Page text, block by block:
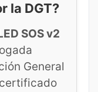
la DGT?
SOS v2
General